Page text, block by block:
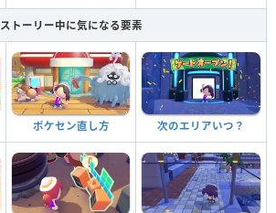
ストーリー中に気になる要素
ポケセン直し方 次のエリアいつ？